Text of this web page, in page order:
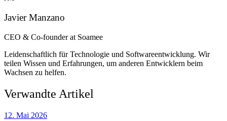
Javier Manzano
CEO & Co-founder at Soamee
Leidenschaftlich für Technologie und Softwareentwicklung. Wir
teilen Wissen und Erfahrungen, um anderen Entwicklern beim
Wachsen zu helfen.
Verwandte Artikel
12. Mai 2026